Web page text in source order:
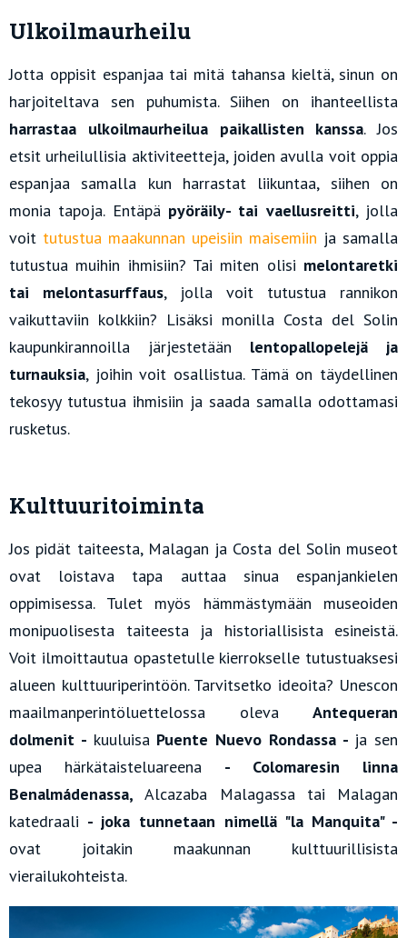
Ulkoilmaurheilu
Jotta oppisit espanjaa tai mitä tahansa kieltä, sinun on
harjoiteltava sen puhumista. Siihen on ihanteellista
harrastaa ulkoilmaurheilua paikallisten kanssa. Jos
etsit urheilullisia aktiviteetteja, joiden avulla voit oppia
espanjaa samalla kun harrastat liikuntaa, siihen on
monia tapoja. Entäpä pyöräily- tai vaellusreitti, jolla
voit tutustua maakunnan upeisiin maisemiin ja samalla
tutustua muihin ihmisiin? Tai miten olisi melontaretki
tai melontasurffaus, jolla voit tutustua rannikon
vaikuttaviin kolkkiin? Lisäksi monilla Costa del Solin
kaupunkirannoilla järjestetään lentopallopelejä ja
turnauksia, joihin voit osallistua. Tämä on täydellinen
tekosyy tutustua ihmisiin ja saada samalla odottamasi
rusketus.
Kulttuuritoiminta
Jos pidät taiteesta, Malagan ja Costa del Solin museot
ovat loistava tapa auttaa sinua espanjankielen
oppimisessa. Tulet myös hämmästymään museoiden
monipuolisesta taiteesta ja historiallisista esineistä.
Voit ilmoittautua opastetulle kierrokselle tutustuaksesi
alueen kulttuuriperintöön. Tarvitsetko ideoita? Unescon
maailmanperintöluettelossa oleva Antequeran
dolmenit - kuuluisaPuente Nuevo Rondassa - ja sen
upea härkätaisteluareena - Colomaresin linna
Benalmádenassa,Alcazaba Malagassa tai Malagan
katedraali - joka tunnetaan nimellä "la Manquita" -
ovat joitakin maakunnan kulttuurillisista
vierailukohteista.